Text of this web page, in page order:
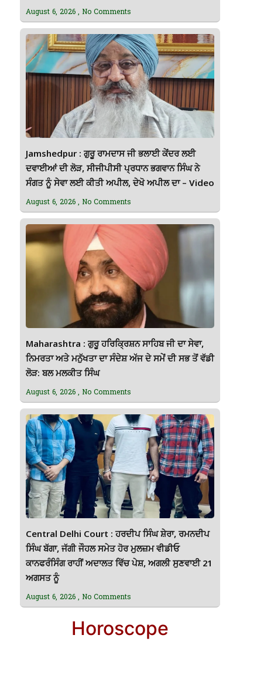
August 6, 2026 No Comments
Jamshedpur : ਗੁਰੂ ਰਾਮਦਾਸ ਜੀ ਭਲਾਈ ਕੇਂਦਰ ਲਈ
ਦਵਾਈਆਂ ਦੀ ਲੋੜ, ਸੀਜੀਪੀਸੀ ਪ੍ਰਧਾਨ ਭਗਵਾਨ ਸਿੰਘ ਨੇ
ਸੰਗਤ ਨੂੰ ਸੇਵਾ ਲਈ ਕੀਤੀ ਅਪੀਲ, ਦੇਖੋ ਅਪੀਲ ਦਾ – Video
August 6, 2026 No Comments
Maharashtra : ਗੁਰੂ ਹਰਿਕ੍ਰਿਸ਼ਨ ਸਾਹਿਬ ਜੀ ਦਾ ਸੇਵਾ,
ਨਿਮਰਤਾ ਅਤੇ ਮਨੁੱਖਤਾ ਦਾ ਸੰਦੇਸ਼ ਅੱਜ ਦੇ ਸਮੇਂ ਦੀ ਸਭ ਤੋਂ ਵੱਡੀ
ਲੋੜ: ਬਲ ਮਲਕੀਤ ਸਿੰਘ
August 6, 2026 No Comments
Central Delhi Court : ਹਰਦੀਪ ਸਿੰਘ ਸ਼ੇਰਾ, ਰਮਨਦੀਪ
ਸਿੰਘ ਬੱਗਾ, ਜੱਗੀ ਜੌਹਲ ਸਮੇਤ ਹੋਰ ਮੁਲਜ਼ਮ ਵੀਡੀਓ
ਕਾਨਫਰੰਸਿੰਗ ਰਾਹੀਂ ਅਦਾਲਤ ਵਿੱਚ ਪੇਸ਼, ਅਗਲੀ ਸੁਣਵਾਈ 21
ਅਗਸਤ ਨੂੰ
August 6, 2026 No Comments
Horoscope